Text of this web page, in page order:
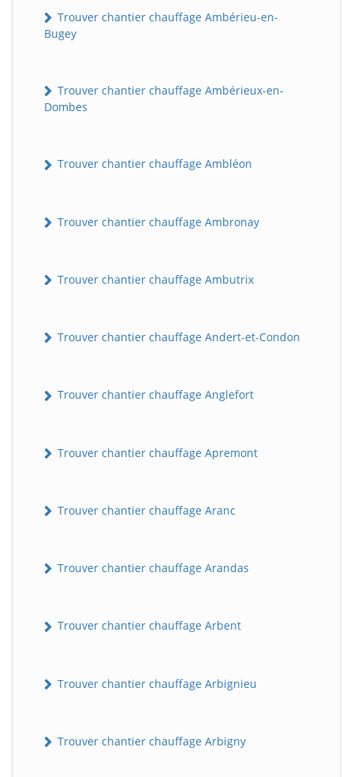
Trouver chantier chauffage Ambérieu-en-
Bugey
Trouver chantier chauffage Ambérieux-en-
Dombes
Trouver chantier chauffage Ambléon
Trouver chantier chauffage Ambronay
Trouver chantier chauffage Ambutrix
Trouver chantier chauffage Andert-et-Condon
Trouver chantier chauffage Anglefort
Trouver chantier chauffage Apremont
Trouver chantier chauffage Aranc
Trouver chantier chauffage Arandas
Trouver chantier chauffage Arbent
Trouver chantier chauffage Arbignieu
Trouver chantier chauffage Arbigny